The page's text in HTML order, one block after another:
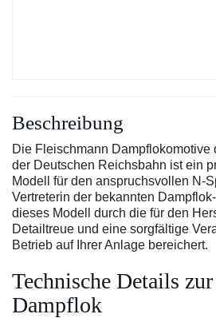
Beschreibung
Die Fleischmann Dampflokomotive
der Deutschen Reichsbahn ist ein
Modell für den anspruchsvollen N-
Vertreterin der bekannten
dieses Modell durch die für den
Detailtreue und eine sorgfältige
Betrieb auf Ihrer Anlage bereichert.
Technische Details
Dampflok